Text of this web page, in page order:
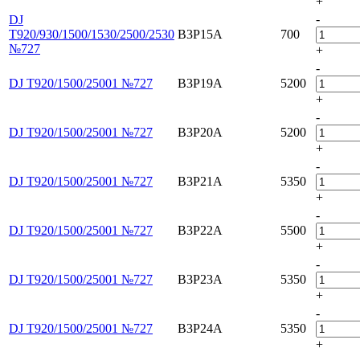
DJ
T920/930/1500/1530/2500/2530
№727
B3P15A 700
-
+
DJ T920/1500/25001 №727 B3P19A 5200
-
+
DJ T920/1500/25001 №727 B3P20A 5200
-
+
DJ T920/1500/25001 №727 B3P21A 5350
-
+
DJ T920/1500/25001 №727 B3P22A 5500
-
+
DJ T920/1500/25001 №727 B3P23A 5350
-
+
DJ T920/1500/25001 №727 B3P24A 5350
-
+